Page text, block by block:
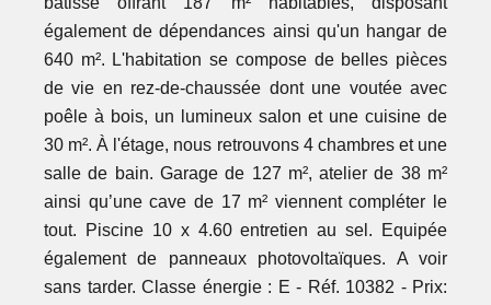
également de dépendances ainsi qu'un hangar de
640 m². L'habitation se compose de belles pièces
de vie en rez-de-chaussée dont une voutée avec
poêle à bois, un lumineux salon et une cuisine de
30 m². À l'étage, nous retrouvons 4 chambres et une
salle de bain. Garage de 127 m², atelier de 38 m²
ainsi qu’une cave de 17 m² viennent compléter le
tout. Piscine 10 x 4.60 entretien au sel. Equipée
également de panneaux photovoltaïques. A voir
sans tarder. Classe énergie : E - Réf. 10382 - Prix: